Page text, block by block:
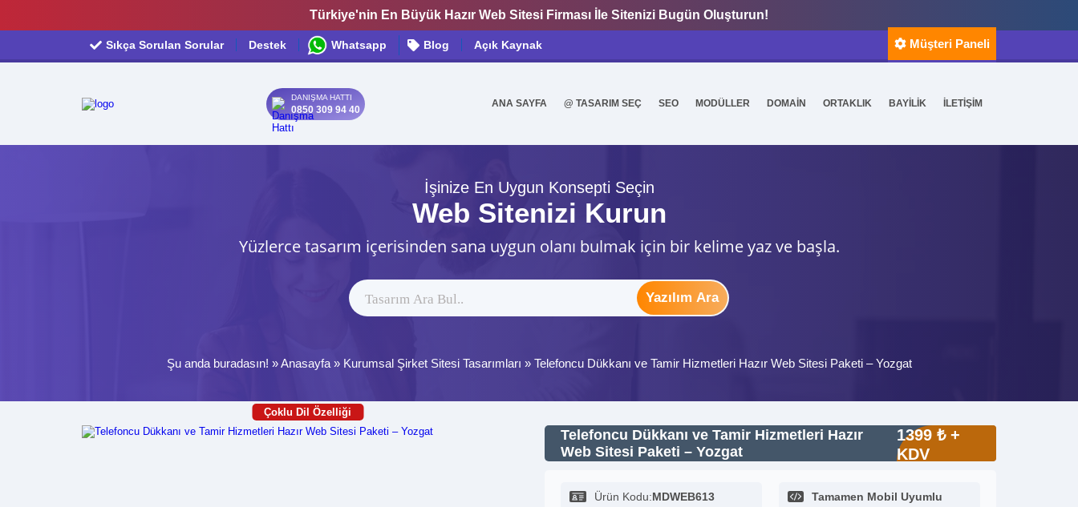
Türkiye'nin En Büyük Hazır Web Sitesi Firması İle Sitenizi Bugün Oluşturun!
Sıkça Sorulan Sorular Destek Whatsapp Blog Açık Kaynak Müşteri Paneli
DANIŞMA HATTI
0850 309 94 40
ANA SAYFA @ TASARIM SEÇ SEO MODÜLLER DOMAİN ORTAKLIK BAYİLİK İLETİŞİM
İşinize En Uygun Konsepti Seçin
Web Sitenizi Kurun
Yüzlerce tasarım içerisinden sana uygun olanı bulmak için bir kelime yaz ve başla.
Yazılım Ara
Şu anda buradasın! »Anasayfa» Kurumsal Şirket Sitesi Tasarımları » Telefoncu Dükkanı ve Tamir Hizmetleri Hazır Web Sitesi Paketi – Yozgat
Çoklu Dil Özelliği
Telefoncu Dükkanı ve Tamir Hizmetleri Hazır
Web Sitesi Paketi – Yozgat
1399 ₺ +
KDV
Ürün Kodu:MDWEB613 Tamamen Mobil Uyumlu